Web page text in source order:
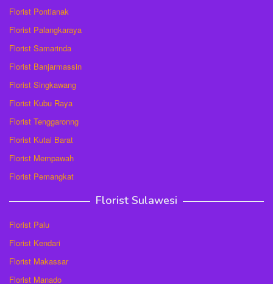
Florist Pontianak
Florist Palangkaraya
Florist Samarinda
Florist Banjarmassin
Florist Singkawang
Florist Kubu Raya
Florist Tenggaronng
Florist Kutai Barat
Florist Mempawah
Florist Pemangkat
Florist Sulawesi
Florist Palu
Florist Kendari
Florist Makassar
Florist Manado